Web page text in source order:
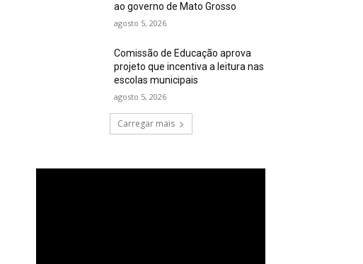
ao governo de Mato Grosso
agosto 5, 2026
Comissão de Educação aprova
projeto que incentiva a leitura nas
escolas municipais
agosto 5, 2026
Carregar mais